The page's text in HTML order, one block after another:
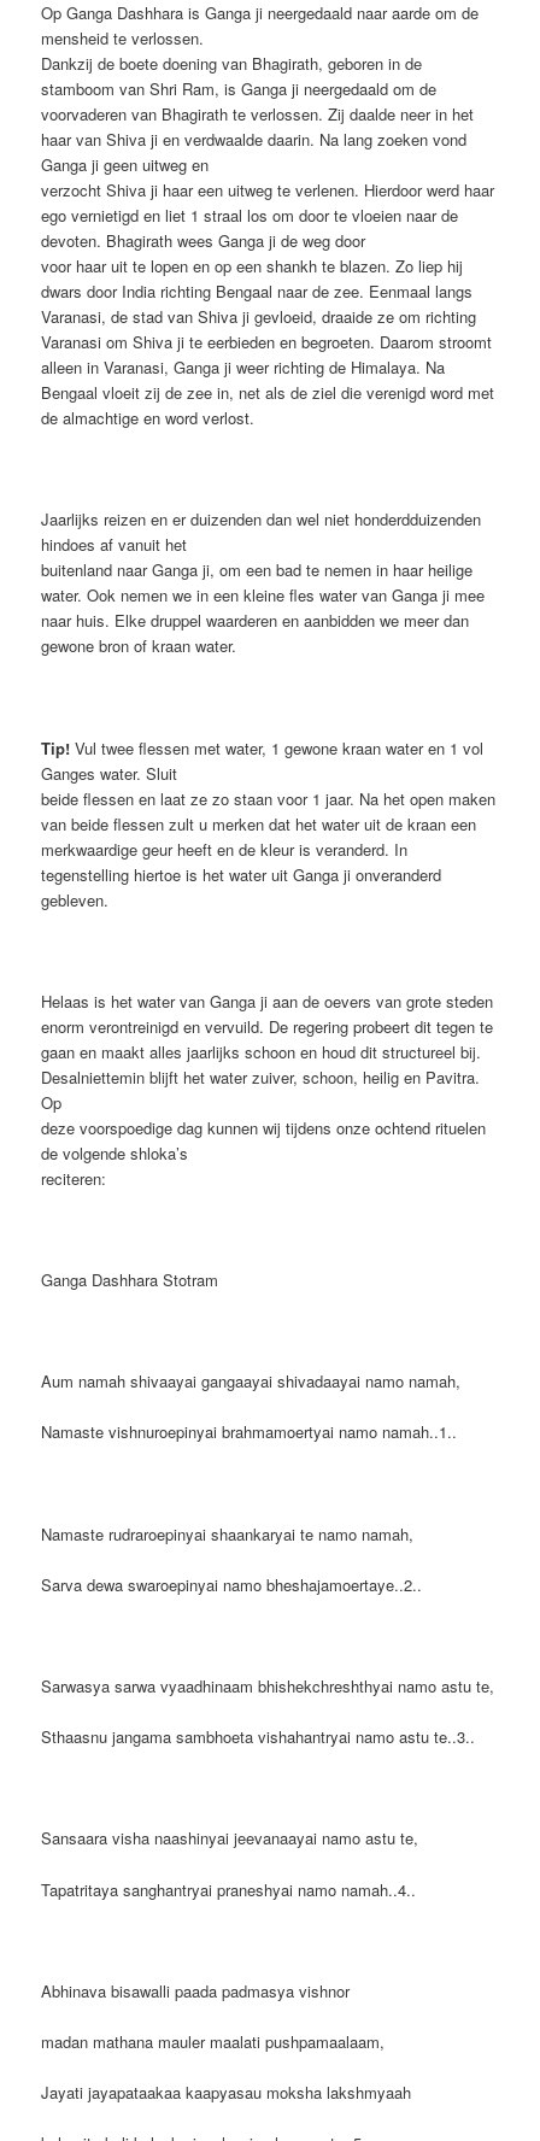
Op Ganga Dashhara is Ganga ji neergedaald naar aarde om de
mensheid te verlossen.
Dankzij de boete doening van Bhagirath, geboren in de
stamboom van Shri Ram, is Ganga ji neergedaald om de
voorvaderen van Bhagirath te verlossen. Zij daalde neer in het
haar van Shiva ji en verdwaalde daarin. Na lang zoeken vond
Ganga ji geen uitweg en
verzocht Shiva ji haar een uitweg te verlenen. Hierdoor werd haar
ego vernietigd en liet 1 straal los om door te vloeien naar de
devoten. Bhagirath wees Ganga ji de weg door
voor haar uit te lopen en op een shankh te blazen. Zo liep hij
dwars door India richting Bengaal naar de zee. Eenmaal langs
Varanasi, de stad van Shiva ji gevloeid, draaide ze om richting
Varanasi om Shiva ji te eerbieden en begroeten. Daarom stroomt
alleen in Varanasi, Ganga ji weer richting de Himalaya. Na
Bengaal vloeit zij de zee in, net als de ziel die verenigd word met
de almachtige en word verlost.
Jaarlijks reizen en er duizenden dan wel niet honderdduizenden
hindoes af vanuit het
buitenland naar Ganga ji, om een bad te nemen in haar heilige
water. Ook nemen we in een kleine fles water van Ganga ji mee
naar huis. Elke druppel waarderen en aanbidden we meer dan
gewone bron of kraan water.
Tip! Vul twee flessen met water, 1 gewone kraan water en 1 vol
Ganges water. Sluit
beide flessen en laat ze zo staan voor 1 jaar. Na het open maken
van beide flessen zult u merken dat het water uit de kraan een
merkwaardige geur heeft en de kleur is veranderd. In
tegenstelling hiertoe is het water uit Ganga ji onveranderd
gebleven.
Helaas is het water van Ganga ji aan de oevers van grote steden
enorm verontreinigd en vervuild. De regering probeert dit tegen te
gaan en maakt alles jaarlijks schoon en houd dit structureel bij.
Desalniettemin blijft het water zuiver, schoon, heilig en Pavitra.
Op
deze voorspoedige dag kunnen wij tijdens onze ochtend rituelen
de volgende shloka’s
reciteren:
Ganga Dashhara Stotram
Aum namah shivaayai gangaayai shivadaayai namo namah,
Namaste vishnuroepinyai brahmamoertyai namo namah..1..
Namaste rudraroepinyai shaankaryai te namo namah,
Sarva dewa swaroepinyai namo bheshajamoertaye..2..
Sarwasya sarwa vyaadhinaam bhishekchreshthyai namo astu te,
Sthaasnu jangama sambhoeta vishahantryai namo astu te..3..
Sansaara visha naashinyai jeevanaayai namo astu te,
Tapatritaya sanghantryai praneshyai namo namah..4..
Abhinava bisawalli paada padmasya vishnor
madan mathana mauler maalati pushpamaalaam,
Jayati jayapataakaa kaapyasau moksha lakshmyaah